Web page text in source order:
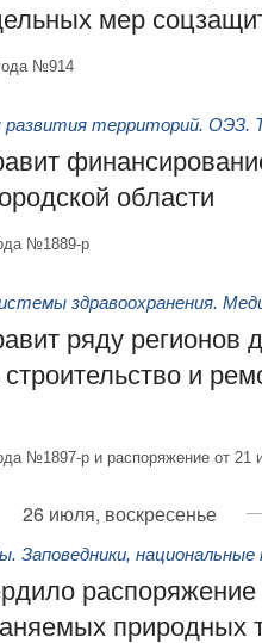
мер
№914
территорий. ОЭЗ.
области
№1889-р
здравоохранения.
ряду регионов
и
№1897-р и распоряжение от
26 июля, воскресенье
Заповедники, национальные
природных